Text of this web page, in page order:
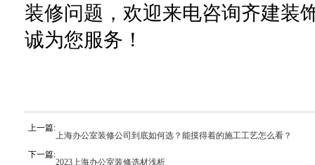
装修问题，欢迎来电咨询齐建装
诚为您服务！
上一篇:上海办公室装修公司到底如何选？能摸得着的施工工艺怎么看？
下一篇:2023上海办公室装修选材浅析